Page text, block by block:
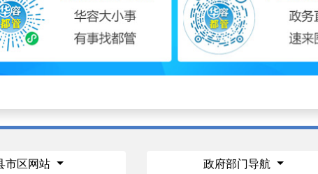
市区网站 政府部门导航